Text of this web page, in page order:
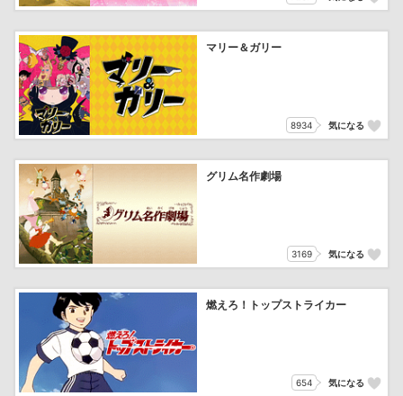
マリー＆ガリー
8934 気になる
グリム名作劇場
3169 気になる
燃えろ！トップストライカー
654 気になる